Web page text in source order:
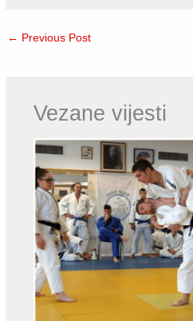
← Previous Post
Vezane vijesti